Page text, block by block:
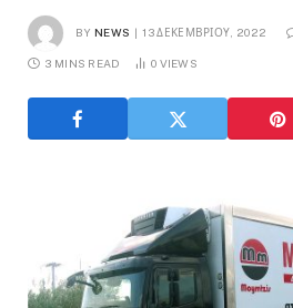
BY NEWS 13 ΔΕΚΕΜΒΡΊΟΥ, 2022
3 MINS READ 0 VIEWS